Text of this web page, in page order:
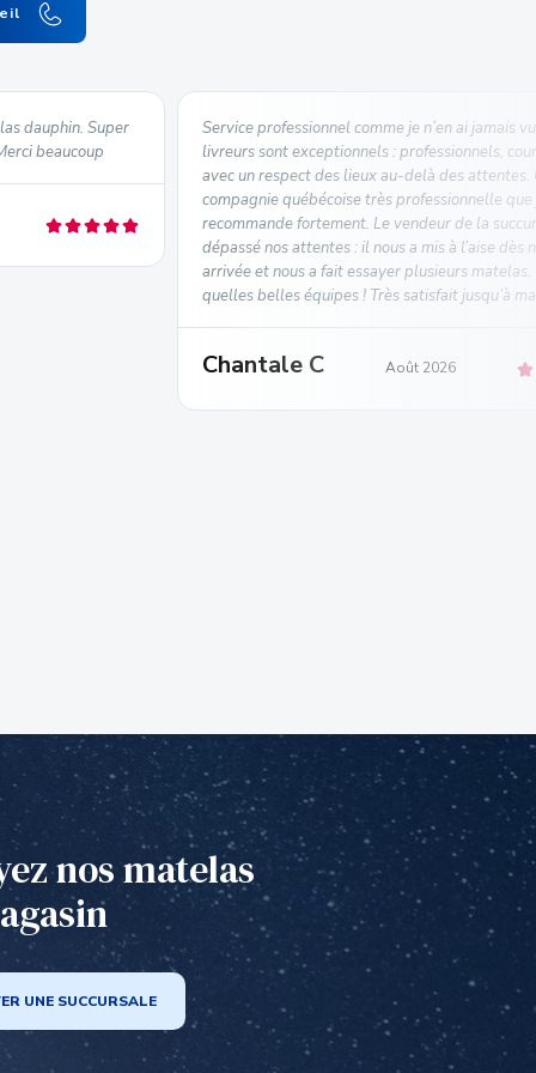
dauphin. Super
beaucoup
Service professionnel comme je n’en ai jamais
livreurs sont exceptionnels : professionnels,
avec un respect des lieux au-delà des attentes.
compagnie québécoise très professionnelle que
recommande fortement. Le vendeur de la
dépassé nos attentes : il nous a mis à l’aise dès
arrivée et nous a fait essayer plusieurs matelas.
quelles belles équipes ! Très satisfait jusqu’à
Chantale C Août 2026
nos matelas
UNE SUCCURSALE